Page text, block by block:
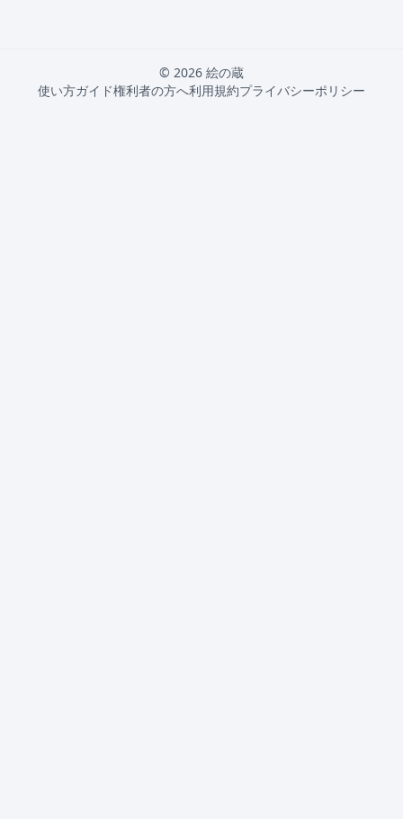
© 2026 絵の蔵
使い方ガイド権利者の方へ利用規約プライバシーポリシー